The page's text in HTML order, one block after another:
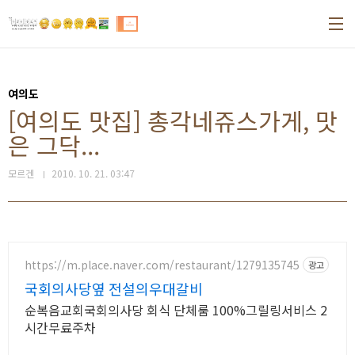
여의도
[여의도 맛집] 총각네쥬스가게, 맛
은 그닥...
모르겐 2010. 10. 21. 03:47
https://m.place.naver.com/restaurant/1279135745 광고
국회의사당옆 전설의우대갈비
순복음교회국회의사당 회식 단체룸 100%그릴링서비스 2
시간무료주차